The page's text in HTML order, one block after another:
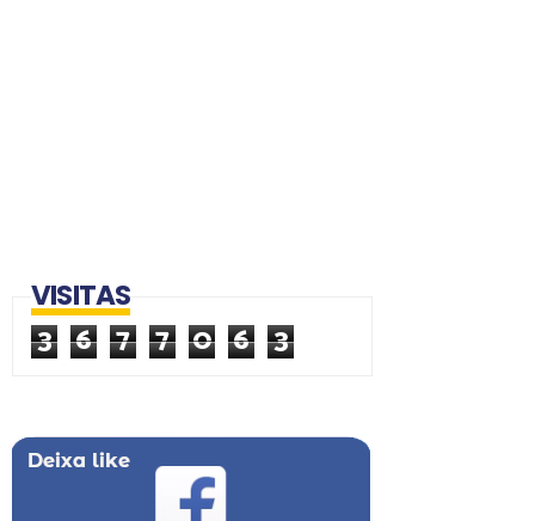
VISITAS
3 6 7 7 0 6 3